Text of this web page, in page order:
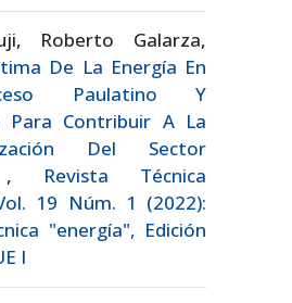
Roberto Galarza,
De La Energía En
Paulatino Y
Para Contribuir A La
Del Sector
, Revista Técnica
19 Núm. 1 (2022):
"energía", Edición
I